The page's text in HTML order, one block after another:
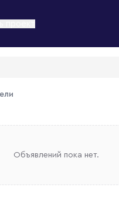
Объявлений пока нет.